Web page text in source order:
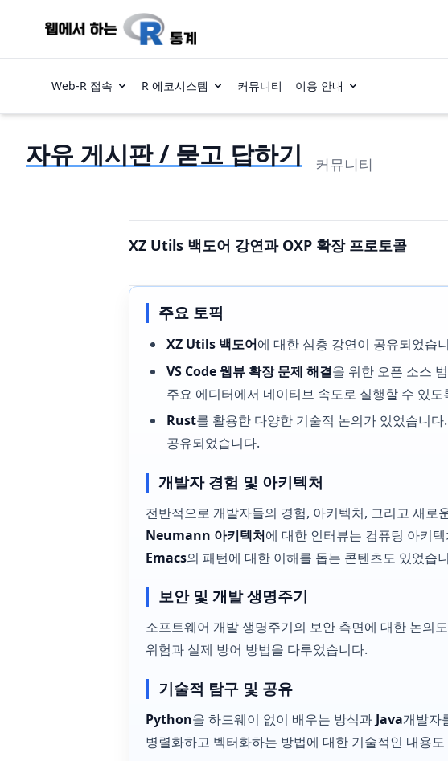
Web-R 접속 R 에코시스템 커뮤니티 이용 안내
자유 게시판 / 묻고 답하기 커뮤니티
XZ Utils 백도어 강연과 OXP 확장 프로토콜
주요 토픽
XZ Utils 백도어에 대한 심층 강연이 공유되었습
VS Code 웹뷰 확장 문제 해결을 위한 오픈 소스
주요 에디터에서 네이티브 속도로 실행할 수 있도
Rust를 활용한 다양한 기술적 논의가 있었습니다.
공유되었습니다.
개발자 경험 및 아키텍처
전반적으로 개발자들의 경험, 아키텍처, 그리고 새
Neumann 아키텍처에 대한 인터뷰는 컴퓨팅 아키
Emacs의 패턴에 대한 이해를 돕는 콘텐츠도 있었습
보안 및 개발 생명주기
소프트웨어 개발 생명주기의 보안 측면에 대한 논의
위험과 실제 방어 방법을 다루었습니다.
기술적 탐구 및 공유
Python을 하드웨이 없이 배우는 방식과 Java개발자
병렬화하고 벡터화하는 방법에 대한 기술적인 내용